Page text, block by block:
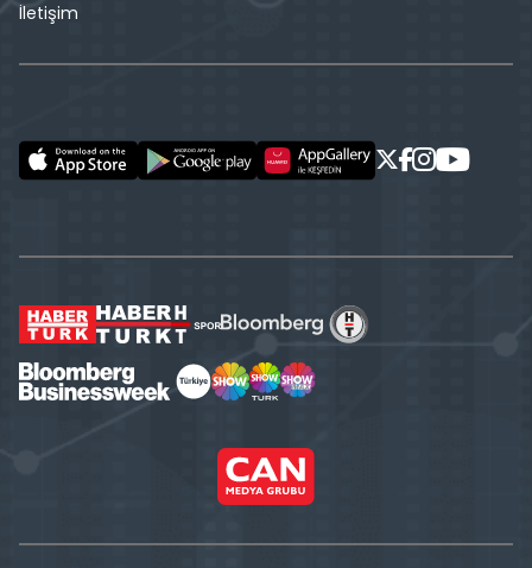
İletişim